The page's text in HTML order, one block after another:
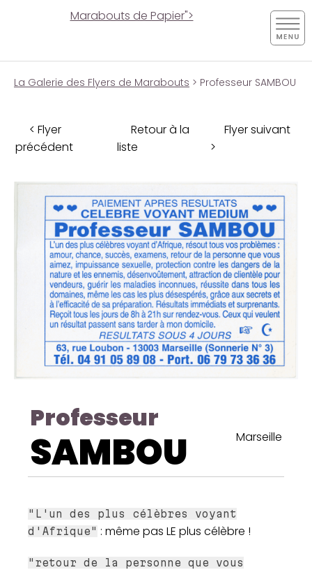
Marabouts de Papier">
La Galerie des Flyers de Marabouts > Professeur SAMBOU
< Flyer
précédent
Retour à la
liste
Flyer suivant
>
Professeur
SAMBOU Marseille
"L'un des plus célèbres voyant
d'Afrique" : même pas LE plus célèbre !
"retour de la personne que vous